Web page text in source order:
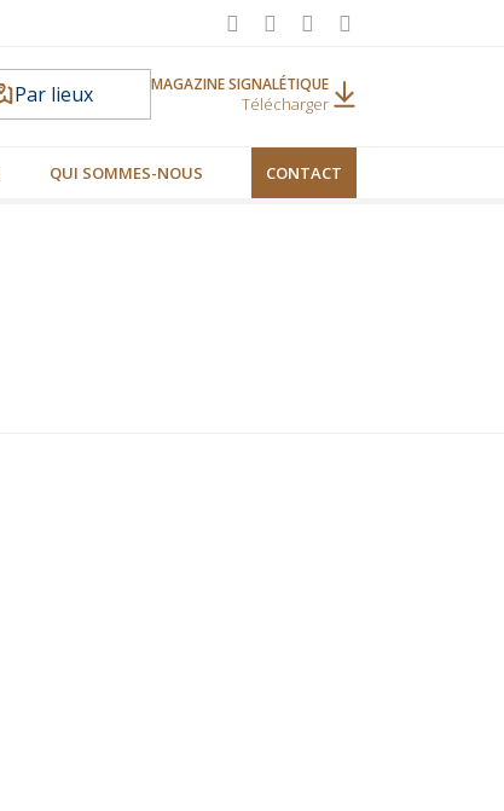
Par lieux MAGAZINE SIGNALÉTIQUE
Télécharger
QUI SOMMES-NOUS CONTACT